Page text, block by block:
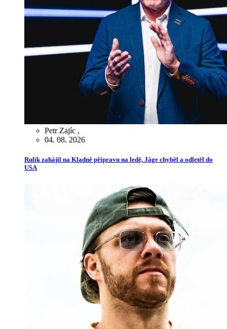
Petr Zajíc ,
04. 08. 2026
Rulík zahájil na Kladně přípravu na ledě, Jágr chyběl a odletěl do
USA